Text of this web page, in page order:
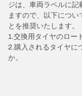
ジは、車両ラベルに記
ますので、以下につ
とを推奨いたします。
1.交換用タイヤのロー
2.購入されるタイヤに
か。